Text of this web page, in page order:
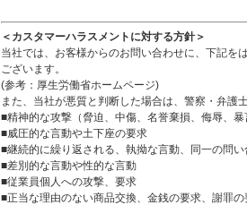
＜カスタマーハラスメントに対する方針＞
当社では、お客様からのお問い合わせに、下記を
ございます。
(参考： 厚生労働省ホームページ)
また、当社が悪質と判断した場合は、警察・弁護
■精神的な攻撃（脅迫、中傷、名誉棄損、侮辱、暴
■威圧的な言動や土下座の要求
■継続的に繰り返される、執拗な言動、同一の問
■差別的な言動や性的な言動
■従業員個人への攻撃、要求
■正当な理由のない商品交換、金銭の要求、謝罪の